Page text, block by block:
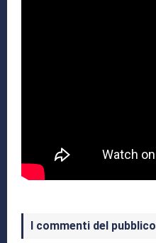
I commenti del pubblico